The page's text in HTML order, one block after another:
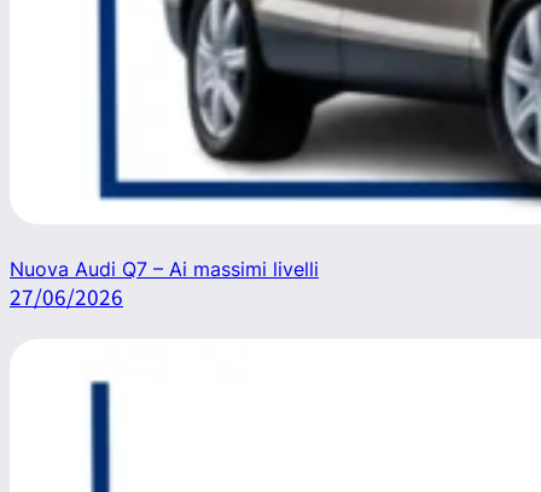
Nuova Audi Q7 – Ai massimi livelli
27/06/2026